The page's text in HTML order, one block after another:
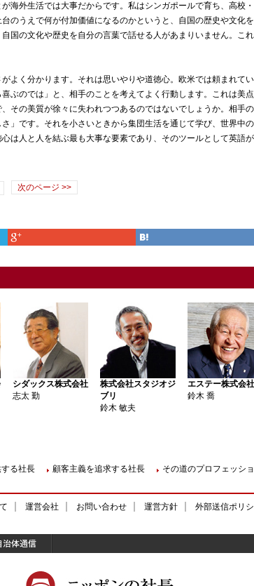
海外生活では大事だからです。私はシンガポールで育ち、高校
のうえで何が付加価値になるのかというと、自国の歴史や文化
国の文化や歴史を自分の言葉で話せる人があまりいません。こ
よく分かります。それは思いやりや道徳心。欧米では頼まれて
ぶのでは」と、相手のことを考えてよく行動します。これは美
その美質が徐々に失われつつあるのではないでしょうか。相手
」です。それを小さいときから集団生活を通じて学び、世界中
は人と人を結ぶ最も大事な要素であり、そのツールとして英語
次のページ >>
シダックス株式会社
志太 勤
株式会社スタジオジ
ブリ
鈴木 敏夫
エステー株式会社
鈴木 喬
る社長 顧客主義を追求する社長 その道のプロフェッシ
運営会社 お問い合わせ 運営方針 外部送信ポリ